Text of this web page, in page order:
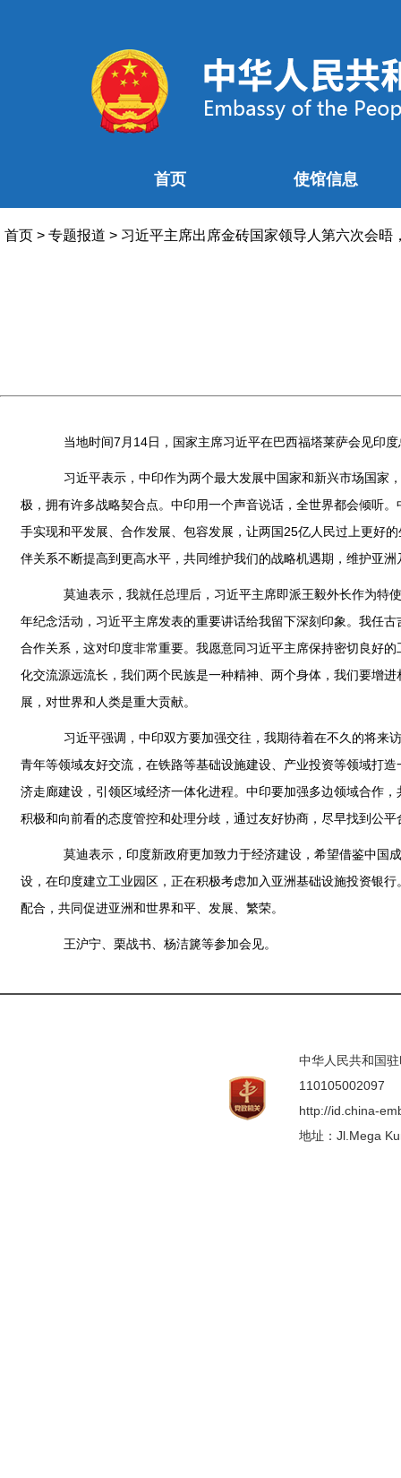
首页 使馆信息
首页 > 专题报道 > 习近平主席出席金砖国家领导人第六次会
当地时间7月14日，国家主席习近平在巴西福塔莱萨会见印度
习近平表示，中印作为两个最大发展中国家和新兴市场国家，
极，拥有许多战略契合点。中印用一个声音说话，全世界都会倾听
手实现和平发展、合作发展、包容发展，让两国25亿人民过上更好
伴关系不断提高到更高水平，共同维护我们的战略机遇期，维护亚
莫迪表示，我就任总理后，习近平主席即派王毅外长作为特使
年纪念活动，习近平主席发表的重要讲话给我留下深刻印象。我任
合作关系，这对印度非常重要。我愿意同习近平主席保持密切良好
化交流源远流长，我们两个民族是一种精神、两个身体，我们要增
展，对世界和人类是重大贡献。
习近平强调，中印双方要加强交往，我期待着在不久的将来访
青年等领域友好交流，在铁路等基础设施建设、产业投资等领域打
济走廊建设，引领区域经济一体化进程。中印要加强多边领域合作
积极和向前看的态度管控和处理分歧，通过友好协商，尽早找到公
莫迪表示，印度新政府更加致力于经济建设，希望借鉴中国成
设，在印度建立工业园区，正在积极考虑加入亚洲基础设施投资银
配合，共同促进亚洲和世界和平、发展、繁荣。
王沪宁、栗战书、杨洁篪等参加会见。
中华人民共和国
110105002097
http://id.china-
地址：Jl.Mega